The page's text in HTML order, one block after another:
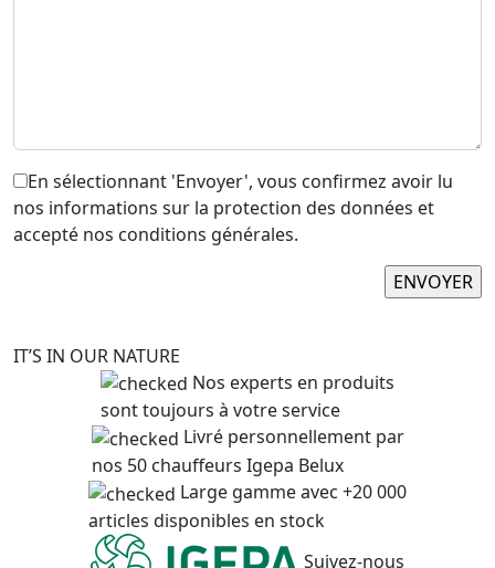
En sélectionnant 'Envoyer', vous confirmez avoir lu
nos informations sur la protection des données et
accepté nos conditions générales.
IT’S IN OUR NATURE
Nos experts en produits
sont toujours à votre service
Livré personnellement par
nos 50 chauffeurs Igepa Belux
Large gamme avec +20 000
articles disponibles en stock
Suivez-nous